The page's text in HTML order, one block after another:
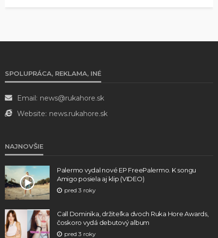
SPOLUPRÁCA, REKLAMA, INÉ
Email: news@rukahore.sk
Website: news.rukahore.sk
NAJNOVŠIE
Palermo vydal nové EP FreePalermo. K songu
Amigo posiela aj klip (VIDEO)
pred 3 roky
Call Dominika, držiteľka dvoch Ruka Hore Awards,
čoskoro vydá debutový album
pred 3 roky